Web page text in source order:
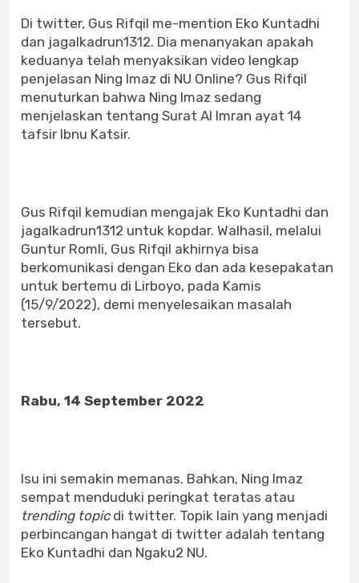
Di twitter, Gus Rifqil me-mention Eko Kuntadhi
dan jagalkadrun1312. Dia menanyakan apakah
keduanya telah menyaksikan video lengkap
penjelasan Ning Imaz di NU Online? Gus Rifqil
menuturkan bahwa Ning Imaz sedang
menjelaskan tentang Surat Al Imran ayat 14
tafsir Ibnu Katsir.
Gus Rifqil kemudian mengajak Eko Kuntadhi dan
jagalkadrun1312 untuk kopdar. Walhasil, melalui
Guntur Romli, Gus Rifqil akhirnya bisa
berkomunikasi dengan Eko dan ada kesepakatan
untuk bertemu di Lirboyo, pada Kamis
(15/9/2022), demi menyelesaikan masalah
tersebut.
Rabu, 14 September 2022
Isu ini semakin memanas. Bahkan, Ning Imaz
sempat menduduki peringkat teratas atau
trending topicdi twitter. Topik lain yang menjadi
perbincangan hangat di twitter adalah tentang
Eko Kuntadhi dan Ngaku2 NU.